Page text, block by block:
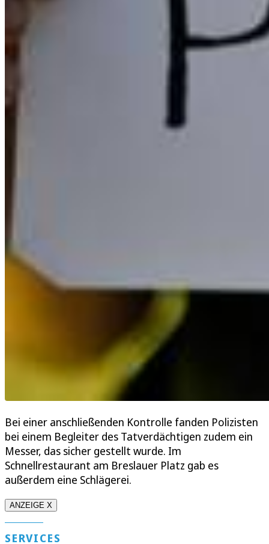
Bei einer anschließenden Kontrolle fanden Polizisten
bei einem Begleiter des Tatverdächtigen zudem ein
Messer, das sicher gestellt wurde. Im
Schnellrestaurant am Breslauer Platz gab es
außerdem eine Schlägerei.
ANZEIGE X
SERVICES